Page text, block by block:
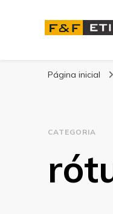
Blog
Página inicial
CATEGORIA